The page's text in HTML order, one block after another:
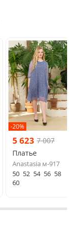
-20%
5 623 7 007
Платье
Anastasia м-917
50 52 54 56 58
60